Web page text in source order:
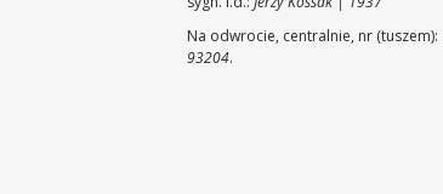
Na odwrocie, centralnie, nr (tuszem):
93204.